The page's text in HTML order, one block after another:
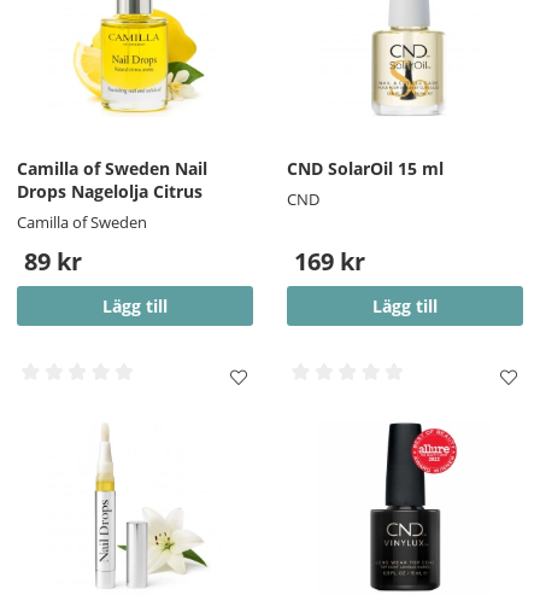
Camilla of Sweden Nail
Drops Nagelolja Citrus
Camilla of Sweden
89 kr
Lägg till
CND SolarOil 15 ml
CND
169 kr
Lägg till